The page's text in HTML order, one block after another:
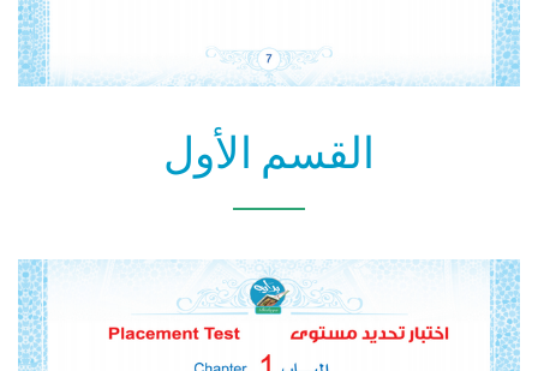
القسم الأول